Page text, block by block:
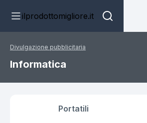
ilprodottomigliore.it
Divulgazione pubblicitaria
Informatica
Portatili